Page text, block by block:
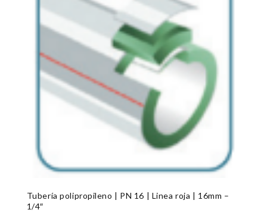
Tubería polipropileno | PN 16 | Linea roja | 16mm –
1/4″